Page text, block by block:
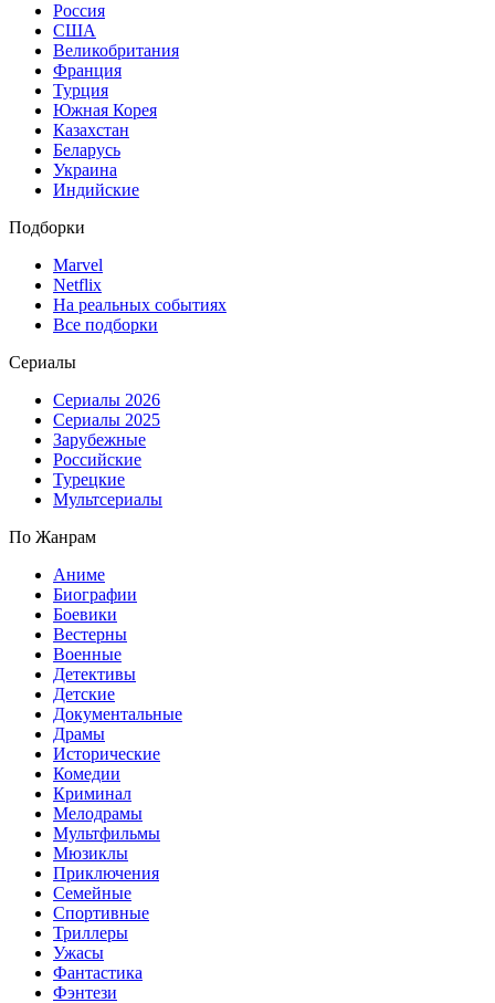
Россия
США
Великобритания
Франция
Турция
Южная Корея
Казахстан
Беларусь
Украина
Индийские
Подборки
Marvel
Netflix
На реальных событиях
Все подборки
Сериалы
Сериалы 2026
Сериалы 2025
Зарубежные
Российские
Турецкие
Мультсериалы
По Жанрам
Аниме
Биографии
Боевики
Вестерны
Военные
Детективы
Детские
Документальные
Драмы
Исторические
Комедии
Криминал
Мелодрамы
Мультфильмы
Мюзиклы
Приключения
Семейные
Спортивные
Триллеры
Ужасы
Фантастика
Фэнтези